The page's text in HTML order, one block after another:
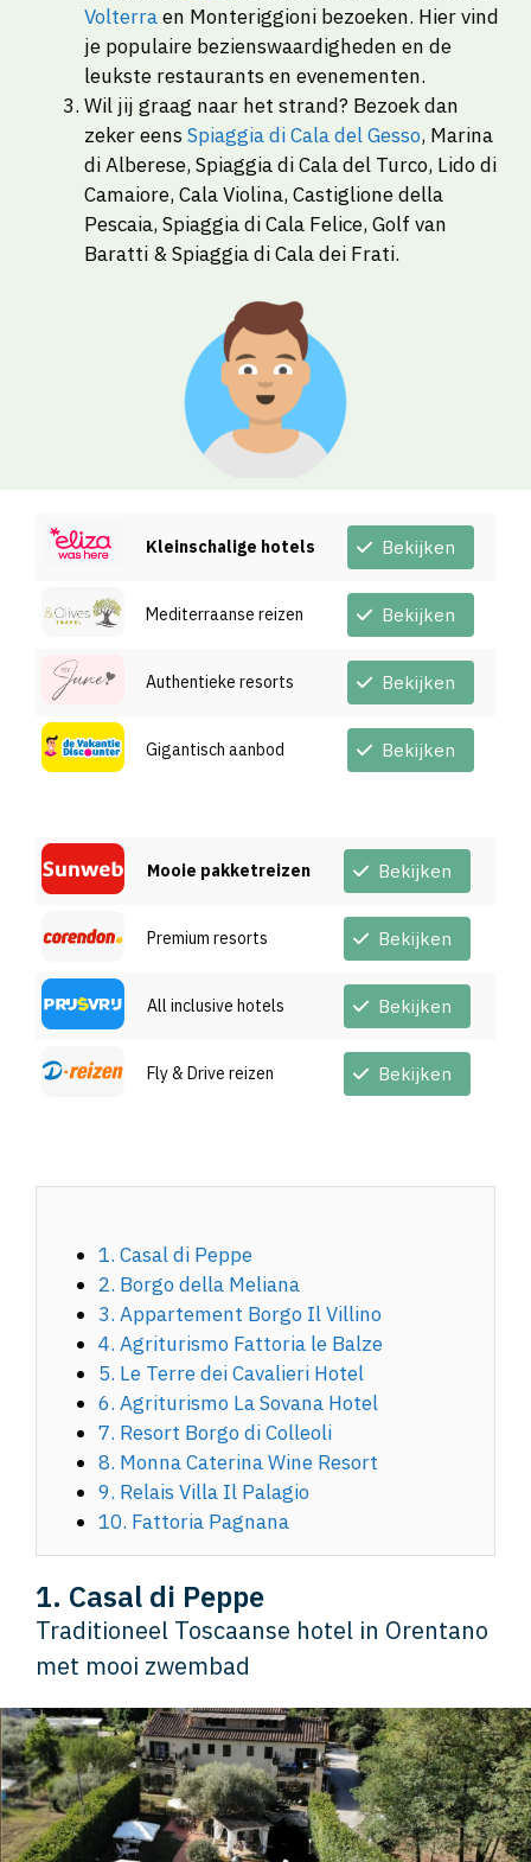
Volterraen Monteriggioni bezoeken. Hier vind
je populaire bezienswaardigheden en de
leukste restaurants en evenementen.
Wil jij graag naar het strand? Bezoek dan
zeker eens Spiaggia di Cala del Gesso, Marina
di Alberese, Spiaggia di Cala del Turco, Lido di
Camaiore, Cala Violina, Castiglione della
Pescaia, Spiaggia di Cala Felice, Golf van
Baratti & Spiaggia di Cala dei Frati.
Kleinschalige hotels Bekijken
Mediterraanse reizen Bekijken
Authentieke resorts Bekijken
Gigantisch aanbod Bekijken
Mooie pakketreizen Bekijken
Premium resorts Bekijken
All inclusive hotels Bekijken
Fly & Drive reizen Bekijken
1. Casal di Peppe
2. Borgo della Meliana
3. Appartement Borgo Il Villino
4. Agriturismo Fattoria le Balze
5. Le Terre dei Cavalieri Hotel
6. Agriturismo La Sovana Hotel
7. Resort Borgo di Colleoli
8. Monna Caterina Wine Resort
9. Relais Villa Il Palagio
10. Fattoria Pagnana
1. Casal di Peppe
Traditioneel Toscaanse hotel in Orentano
met mooi zwembad